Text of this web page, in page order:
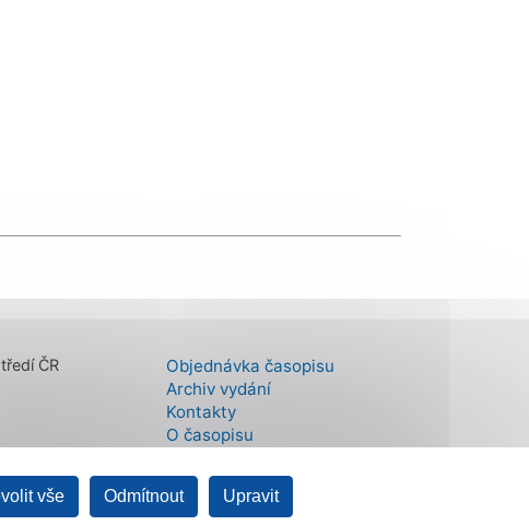
ČR
Objednávka časopisu
Archiv vydání
Kontakty
O časopisu
Státní fond životního prostředí ČR
vše Odmítnout Upravit